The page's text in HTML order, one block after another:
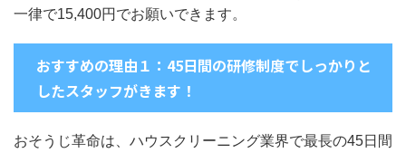
一律で15,400円でお願いできます。
おすすめの理由１：45日間の研修制度でしっかりと
したスタッフがきます！
おそうじ革命は、ハウスクリーニング業界で最長の45日間